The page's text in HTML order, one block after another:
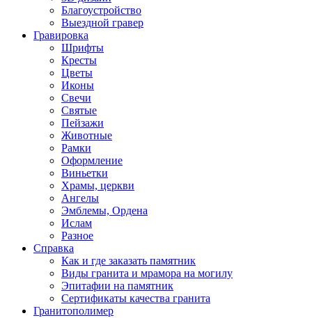
Благоустройство
Выездной гравер
Гравировка
Шрифты
Кресты
Цветы
Иконы
Свечи
Святые
Пейзажи
Животные
Рамки
Оформление
Виньетки
Храмы, церкви
Ангелы
Эмблемы, Ордена
Ислам
Разное
Справка
Как и где заказать памятник
Виды гранита и мрамора на могилу
Эпитафии на памятник
Сертификаты качества гранита
Гранитополимер